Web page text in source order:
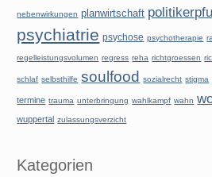
nebenwirkungen planwirtschaft
psychiatrie psychose psychotherapie
regelleistungsvolumen regress reha richtgroessen
schlaf selbsthilfe soulfood sozialrecht stigma
termine trauma unterbringung wahlkampf wahn
wuppertal zulassungsverzicht
Kategorien